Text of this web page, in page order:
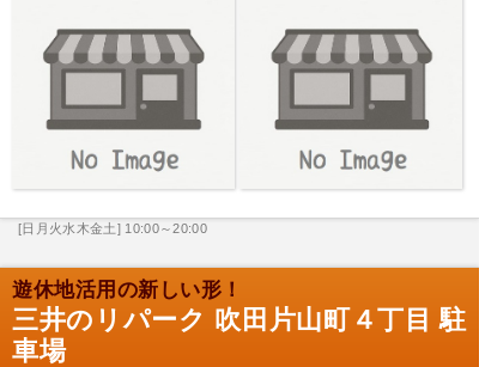
[日月火水木金土] 10:00～20:00
遊休地活用の新しい形！
三井のリパーク 吹田片山町４丁目 駐
車場